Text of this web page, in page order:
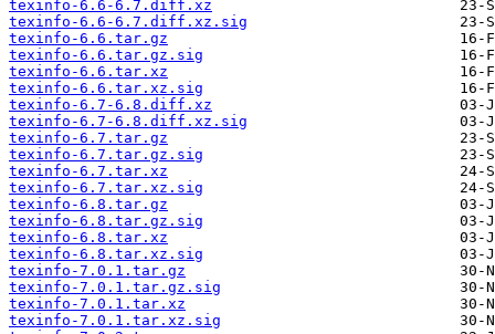
texinfo-6.6-6.7.diff.xz
texinfo-6.6-6.7.diff.xz.sig
texinfo-6.6.tar.gz
texinfo-6.6.tar.gz.sig
texinfo-6.6.tar.xz
texinfo-6.6.tar.xz.sig
texinfo-6.7-6.8.diff.xz
texinfo-6.7-6.8.diff.xz.sig
texinfo-6.7.tar.gz
texinfo-6.7.tar.gz.sig
texinfo-6.7.tar.xz
texinfo-6.7.tar.xz.sig
texinfo-6.8.tar.gz
texinfo-6.8.tar.gz.sig
texinfo-6.8.tar.xz
texinfo-6.8.tar.xz.sig
texinfo-7.0.1.tar.gz
texinfo-7.0.1.tar.gz.sig
texinfo-7.0.1.tar.xz
texinfo-7.0.1.tar.xz.sig